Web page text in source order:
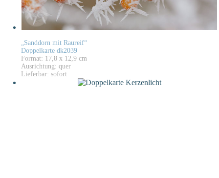
„Sanddorn mit Raureif“
Doppelkarte dk2039
Format: 17,8 x 12,9 cm
Ausrichtung: quer
Lieferbar: sofort